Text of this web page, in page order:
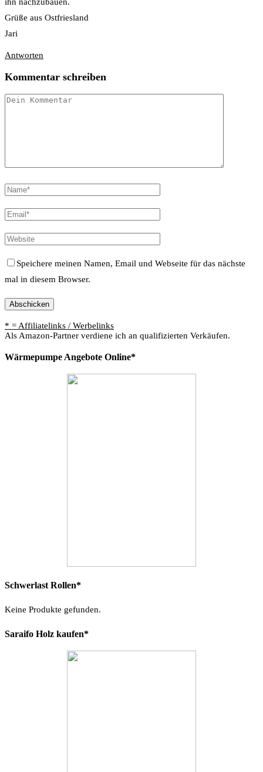
ihn nachzubauen.
Grüße aus Ostfriesland
Jari
Antworten
Kommentar schreiben
Speichere meinen Namen, Email und Webseite für das nächste
mal in diesem Browser.
* = Affiliatelinks / Werbelinks
Als Amazon-Partner verdiene ich an qualifizierten Verkäufen.
Wärmepumpe Angebote Online*
Schwerlast Rollen*
Keine Produkte gefunden.
Saraifo Holz kaufen*